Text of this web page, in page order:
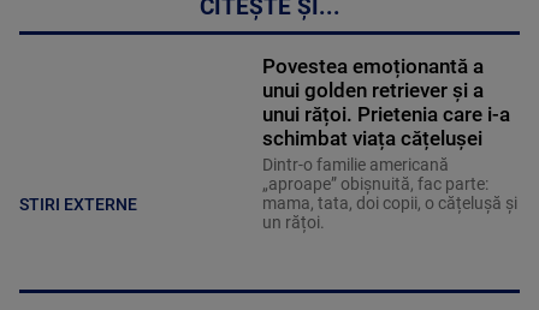
CITEȘTE ȘI...
STIRI EXTERNE
Povestea emoționantă a
unui golden retriever și a
unui rățoi. Prietenia care i-a
schimbat viața cățelușei
Dintr-o familie americană
„aproape” obișnuită, fac parte:
mama, tata, doi copii, o cățelușă și
un rățoi.